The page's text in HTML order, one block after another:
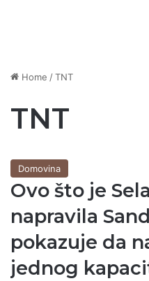
Home /TNT
TNT
Domovina
Ovo što je
napravila
pokazuje da
jednog